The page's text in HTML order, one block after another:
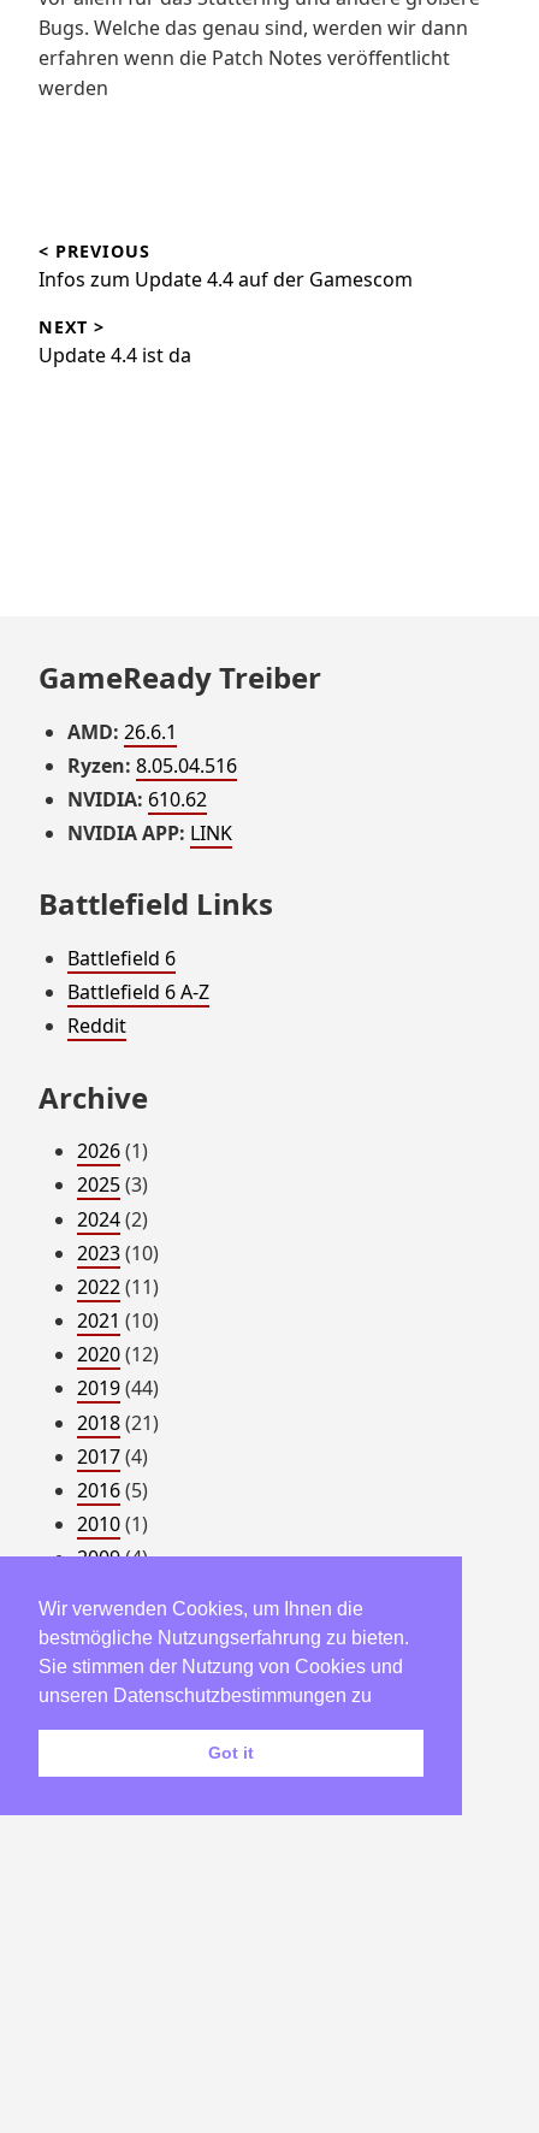
Bugs. Welche das genau sind, werden wir dann
erfahren wenn die Patch Notes veröffentlicht
werden
< PREVIOUS
Infos zum Update 4.4 auf der Gamescom
NEXT >
Update 4.4 ist da
GameReady Treiber
AMD: 26.6.1
Ryzen: 8.05.04.516
NVIDIA: 610.62
NVIDIA APP: LINK
Battlefield Links
Battlefield 6
Battlefield 6 A-Z
Reddit
Archive
2026(1)
2025(3)
2024(2)
2023(10)
2022(11)
2021 (10)
2020(12)
2019(44)
2018(21)
2017(4)
2016(5)
2010(1)
2009(4)
2007 (22)
2006(23)
2005(182)
2004(58)
Wir verwenden Cookies, um Ihnen die
bestmögliche Nutzungserfahrung zu bieten.
Sie stimmen der Nutzung von Cookies und
unseren Datenschutzbestimmungen zu
Got it